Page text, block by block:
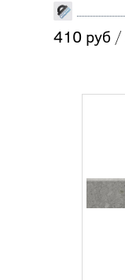
410 руб /